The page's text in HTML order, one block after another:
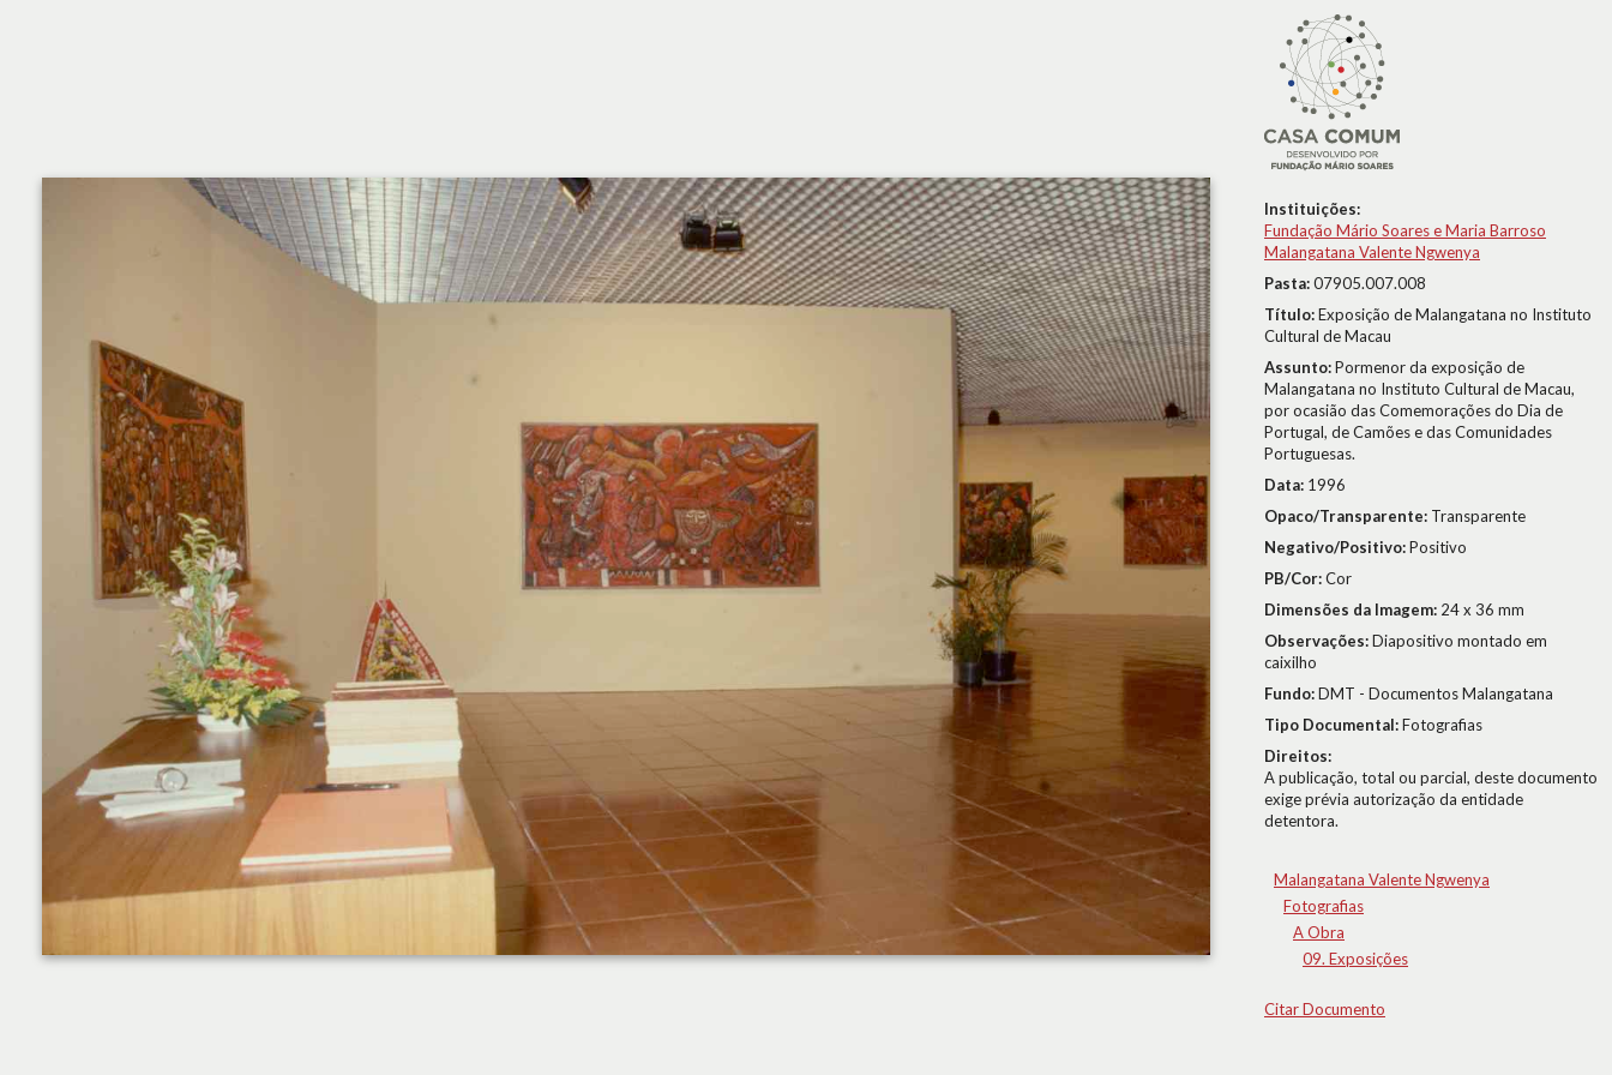
Instituições:
Fundação Mário Soares e Maria Barroso
Malangatana Valente Ngwenya
Pasta:07905.007.008
Título:Exposição de Malangatana no Instituto
Cultural de Macau
Assunto:Pormenor da exposição de
Malangatana no Instituto Cultural de Macau,
por ocasião das Comemorações do Dia de
Portugal, de Camões e das Comunidades
Portuguesas.
Data: 1996
Opaco/Transparente: Transparente
Negativo/Positivo:Positivo
PB/Cor:Cor
Dimensões da Imagem: 24 x 36 mm
Observações:Diapositivo montado em
caixilho
Fundo:DMT - Documentos Malangatana
Tipo Documental:Fotografias
Direitos:
A publicação, total ou parcial, deste documento
exige prévia autorização da entidade
detentora.
Malangatana Valente Ngwenya
Fotografias
A Obra
09. Exposições
Citar Documento